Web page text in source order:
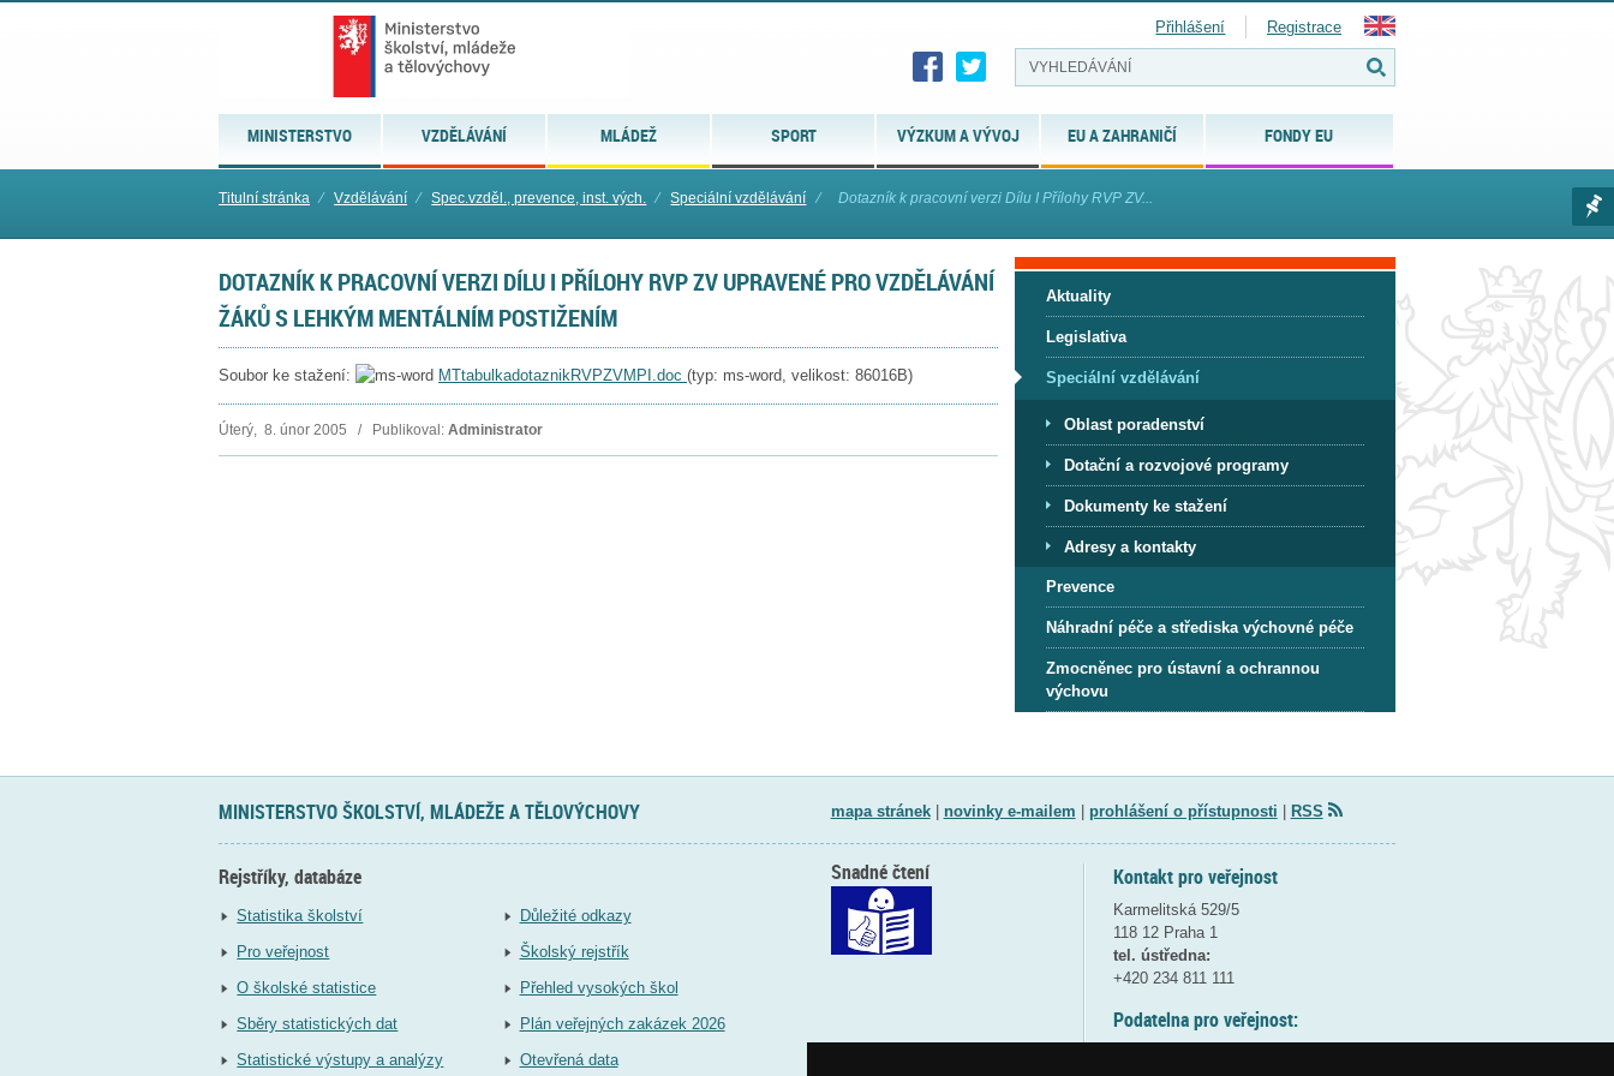
MINISTERSTVO VZDĚLÁVÁNÍ MLÁDEŽ SPORT VÝZKUM A VÝVOJ EU A ZAHRANIČÍ FONDY EU
Přihlášení Registrace
Titulní stránka ⁄ Vzdělávání ⁄ Spec.vzděl., prevence, inst. vých. ⁄ Speciální vzdělávání ⁄ Dotazník k pracovní verzi Dílu I Přílohy RVP ZV...
DOTAZNÍK K PRACOVNÍ VERZI DÍLU I PŘÍLOHY RVP ZV UPRAVENÉ PRO VZDĚLÁVÁNÍ
ŽÁKŮ S LEHKÝM MENTÁLNÍM POSTIŽENÍM
Soubor ke stažení: MTtabulkadotaznikRVPZVMPI.doc (typ: ms-word, velikost: 86016B)
Úterý, 8. únor 2005 / Publikoval: Administrator
Aktuality
Legislativa
Speciální vzdělávání
Oblast poradenství
Dotační a rozvojové programy
Dokumenty ke stažení
Adresy a kontakty
Prevence
Náhradní péče a střediska výchovné péče
Zmocněnec pro ústavní a ochrannou
výchovu
MINISTERSTVO ŠKOLSTVÍ, MLÁDEŽE A TĚLOVÝCHOVY mapa stránek| novinky e-mailem prohlášení o přístupnosti RSS
Rejstříky, databáze
Statistika školství
Pro veřejnost
O školské statistice
Sběry statistických dat
Statistické výstupy a analýzy
Důležité odkazy
Školský rejstřík
Přehled vysokých škol
Plán veřejných zakázek 2026
Otevřená data
Kontakt pro veřejnost
Karmelitská 529/5
118 12 Praha 1
tel. ústředna:
+420 234 811 111
Podatelna pro veřejnost:
Snadné čtení